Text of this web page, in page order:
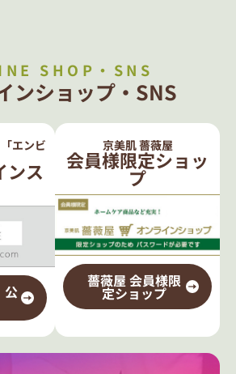
SHOP・SNS
ンショップ・SNS
エンビ
ンス
公
京美肌 薔薇屋
会員様限定ショッ
プ
薔薇屋 会員様限
定ショップ